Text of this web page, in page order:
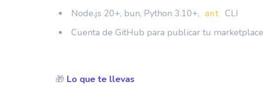
Node.js 20+, bun, Python 3.10+,
ant
CLI
Cuenta de GitHub para publicar tu marketplace
🎁 Lo que te llevas